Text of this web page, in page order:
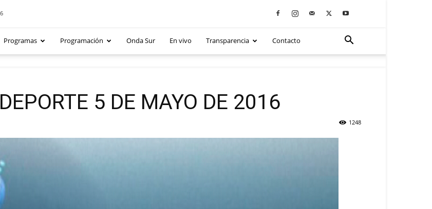
Programas Programación Onda Sur En vivo Transparencia Contacto
5 DE MAYO DE 2016
1248